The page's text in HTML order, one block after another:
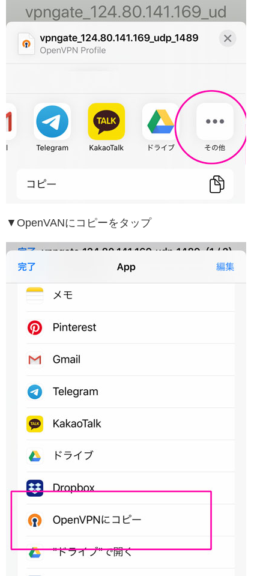
▼OpenVANにコピーをタップ